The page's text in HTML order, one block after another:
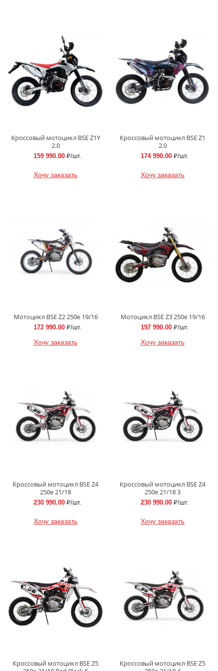
Кроссовый мотоцикл BSE Z1Y
2.0
159 990.00 ₽/шт.
Хочу заказать
Кроссовый мотоцикл BSE Z1
2.0
174 990.00 ₽/шт.
Хочу заказать
Мотоцикл BSE Z2 250e 19/16
172 990.00 ₽/шт.
Хочу заказать
Мотоцикл BSE Z3 250e 19/16
197 990.00 ₽/шт.
Хочу заказать
Кроссовый мотоцикл BSE Z4
250e 21/18
230 990.00 ₽/шт.
Хочу заказать
Кроссовый мотоцикл BSE Z4
250e 21/18 3
230 990.00 ₽/шт.
Хочу заказать
Кроссовый мотоцикл BSE Z5
Кроссовый мотоцикл BSE Z5